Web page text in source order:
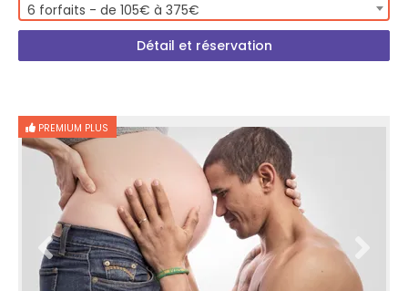
6 forfaits - de 105€ à 375€
Détail et réservation
PREMIUM PLUS